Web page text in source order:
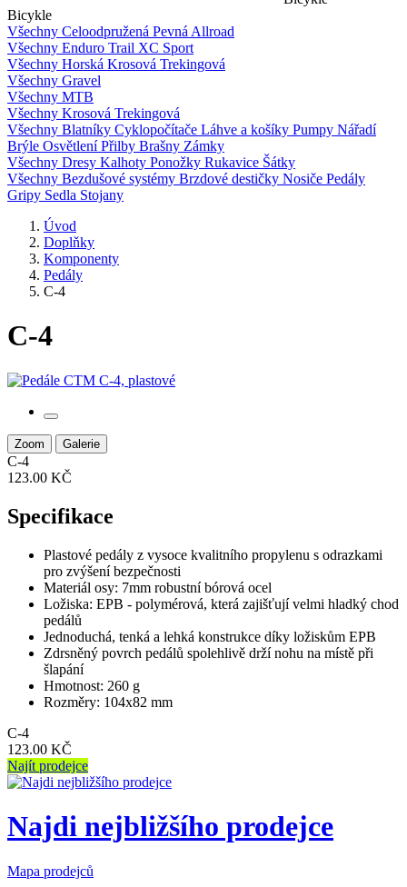
Bicykle
Všechny Celoodpružená Pevná Allroad
Všechny Enduro Trail XC Sport
Všechny Horská Krosová Trekingová
Všechny Gravel
Všechny MTB
Všechny Krosová Trekingová
Všechny Blatníky Cyklopočítače Láhve a košíky Pumpy Nářadí
Brýle OsvětleníPřilby Brašny Zámky
Všechny Dresy Kalhoty Ponožky Rukavice Šátky
Všechny Bezdušové systémy Brzdové destičky Nosiče Pedály
Gripy Sedla Stojany
Úvod
Doplňky
Komponenty
Pedály
C-4
C-4
Zoom Galerie
C-4
123.00 KČ
Specifikace
Plastové pedály z vysoce kvalitního propylenu s odrazkami
pro zvýšení bezpečnosti
Materiál osy: 7mm robustní bórová ocel
Ložiska: EPB - polymérová, která zajišťují velmi hladký chod
pedálů
Jednoduchá, tenká a lehká konstrukce díky ložiskům EPB
Zdrsněný povrch pedálů spolehlivě drží nohu na místě při
šlapání
Hmotnost: 260 g
Rozměry: 104x82 mm
C-4
123.00 KČ
Najít prodejce
Najdi nejbližšího prodejce
Mapa prodejců